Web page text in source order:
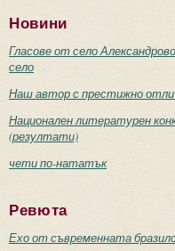
Новини
Гласове от село
село
Наш автор с престижно
Национален литературен
(резултати)
чети по-нататък
Ревюта
Ехо от съвременната